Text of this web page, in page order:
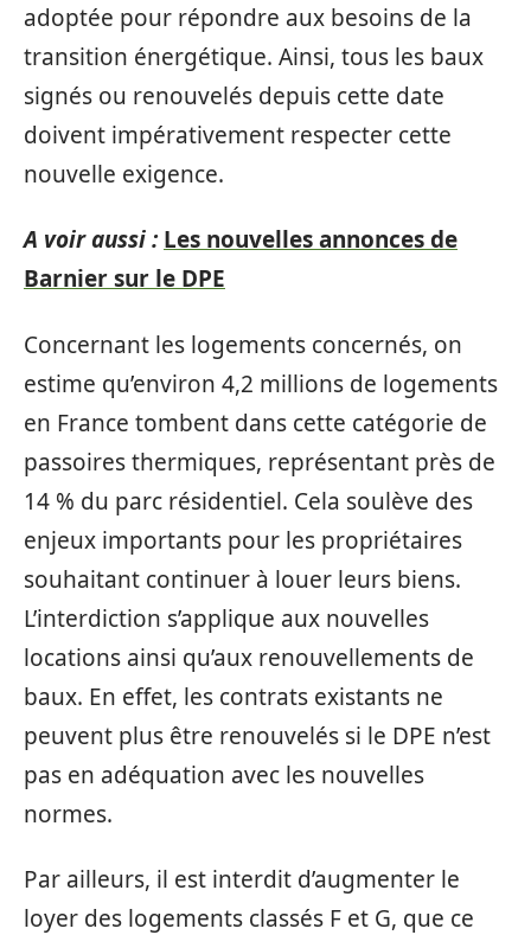
adoptée pour répondre aux besoins de la
transition énergétique. Ainsi, tous les baux
signés ou renouvelés depuis cette date
doivent impérativement respecter cette
nouvelle exigence.
A voir aussi : Les nouvelles annonces de
Barnier sur le DPE
Concernant les logements concernés, on
estime qu’environ 4,2 millions de logements
en France tombent dans cette catégorie de
passoires thermiques, représentant près de
14 % du parc résidentiel. Cela soulève des
enjeux importants pour les propriétaires
souhaitant continuer à louer leurs biens.
L’interdiction s’applique aux nouvelles
locations ainsi qu’aux renouvellements de
baux. En effet, les contrats existants ne
peuvent plus être renouvelés si le DPE n’est
pas en adéquation avec les nouvelles
normes.
Par ailleurs, il est interdit d’augmenter le
loyer des logements classés F et G, que ce